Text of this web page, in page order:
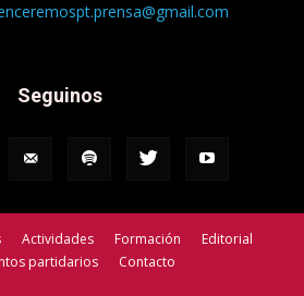
Seguinos
Actividades Formación
Editorial
partidarios
Contacto